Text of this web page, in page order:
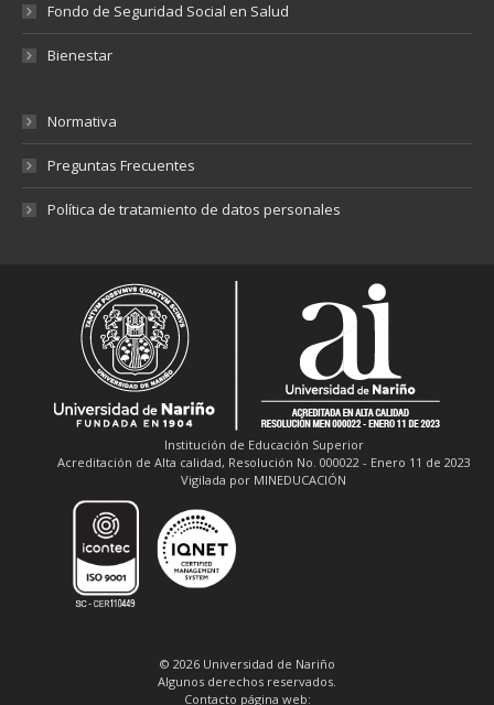
Fondo de Seguridad Social en Salud
Bienestar
Normativa
Preguntas Frecuentes
Política de tratamiento de datos personales
Institución de Educación Superior
Acreditación de Alta calidad, Resolución No. 000022 - Enero 11 de 2023
Vigilada por MINEDUCACIÓN
© 2026 Universidad de Nariño
Algunos derechos reservados.
Contacto página web: